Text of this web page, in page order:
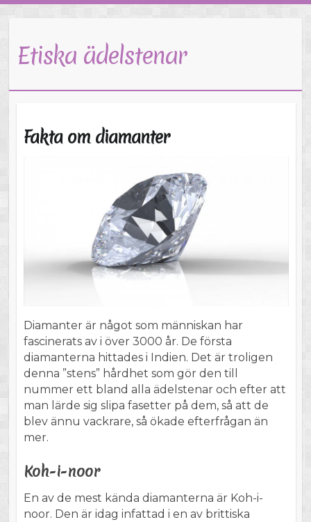
Etiska ädelstenar
Fakta om diamanter
Diamanter är något som människan har
fascinerats av i över 3000 år. De första
diamanterna hittades i Indien. Det är troligen
denna ”stens” hårdhet som gör den till
nummer ett bland alla ädelstenar och efter att
man lärde sig slipa fasetter på dem, så att de
blev ännu vackrare, så ökade efterfrågan än
mer.
Koh-i-noor
En av de mest kända diamanterna är Koh-i-
noor. Den är idag infattad i en av brittiska